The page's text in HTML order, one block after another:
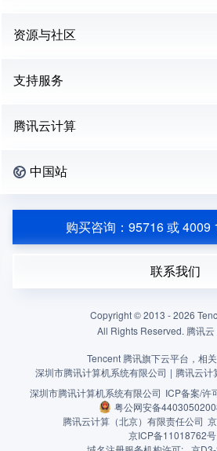
资源与社区
支持服务
腾讯云计算
中国站
购买咨询：95716 或 4009
联系我们
Copyright © 2013 -2026
All Rights Reserved. 腾讯云
Tencent 腾讯旗下云平台，相
深圳市腾讯计算机系统有限公司 | 腾讯云计
深圳市腾讯计算机系统有限公司 ICP备案/许
粤公网安备
腾讯云计算（北京）有限责任公司
京ICP备11018762号